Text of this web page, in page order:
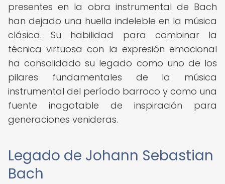
presentes en la obra instrumental de Bach
han dejado una huella indeleble en la música
clásica. Su habilidad para combinar la
técnica virtuosa con la expresión emocional
ha consolidado su legado como uno de los
pilares fundamentales de la música
instrumental del período barroco y como una
fuente inagotable de inspiración para
generaciones venideras.
Legado de Johann Sebastian
Bach